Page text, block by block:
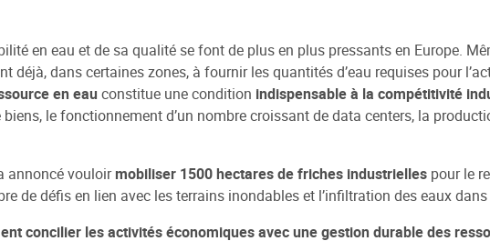
en eau et de sa qualité se font de plus en plus pressants en Europe.
déjà, dans certaines zones, à fournir les quantités d’eau requises pour
en eau constitue une condition indispensable à la compétitivité
le fonctionnement d’un nombre croissant de data centers, la
annoncé vouloirmobiliser 1500 hectares de friches industrielles pour le
de défis en lien avec les terrains inondables et l’infiltration des eaux
concilier les activités économiques avec une gestion durable des